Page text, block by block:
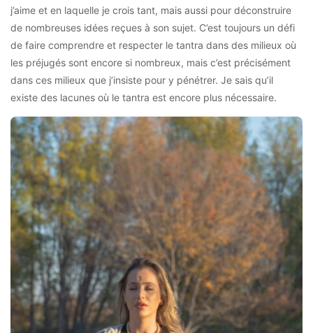
j’aime et en laquelle je crois tant, mais aussi pour déconstruire
de nombreuses idées reçues à son sujet. C’est toujours un défi
de faire comprendre et respecter le tantra dans des milieux où
les préjugés sont encore si nombreux, mais c’est précisément
dans ces milieux que j’insiste pour y pénétrer. Je sais qu’il
existe des lacunes où le tantra est encore plus nécessaire.